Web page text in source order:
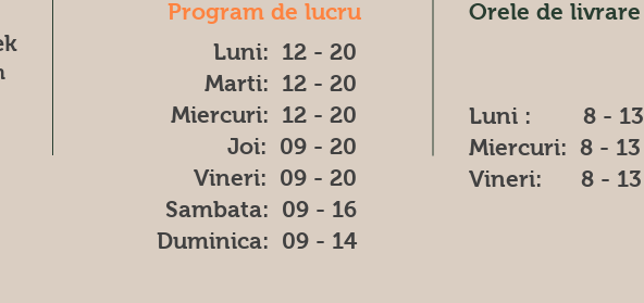
Orele de livrare
Program de lucru
Luni: 12 - 20
Marti: 12 - 20
Miercuri: 12 - 20
Joi: 09 - 20
Vineri: 09 - 20
​​Sambata: 09 - 16
​Duminica: 09 - 14
Luni : 8 - 13
Miercuri: 8 - 13
Vineri: 8 - 13